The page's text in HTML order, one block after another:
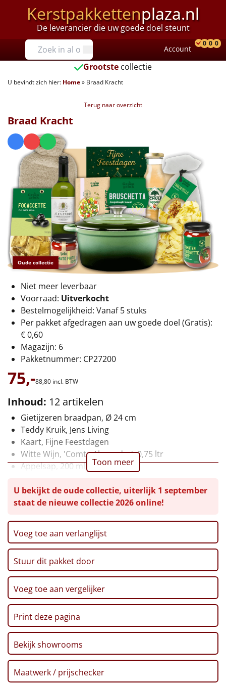
Kerstpakkettenplaza.nl
De leverancier die uw goede doel steunt
Prijzen
Tot €25
€25 tot €35
€40 tot €45
€45 tot €50
€50 tot €55
€55 tot €75
€75 tot €100
€100 en hoger
Alle kerstpakketten 2026
Thema
Origineel
Rituals
Luxe
Mannen
Vrouwen
Duurzaam
Leuke
Goedkope
Uniek
Alle thema's
Artikel
Hitster NIEUW
Pizzarette
Tas
Wake up light
NIEUW
Account
0 0 0
Grootste collectie
U bevindt zich hier: Home» Braad Kracht
Terug naar overzicht
Oude collectie
Braad Kracht
Niet meer leverbaar
Voorraad: Uitverkocht
Bestelmogelijkheid: Vanaf 5 stuks
Per pakket afgedragen aan uw goede doel (Gratis):
€ 0,60
Magazijn: 6
Pakketnummer: CP27200
75,-88,80 incl. BTW
Inhoud: 12 artikelen
Gietijzeren braadpan, Ø 24 cm
Teddy Kruik, Jens Living
Kaart, Fijne Feestdagen
Witte Wijn, 'Comte Alexandre', 0,75 ltr
Appelsap, 200 ml
Tomaat-Courgettesoep, 400 ml
Saladekit, 50 gr + 30 gr
Pastasaus, 300 gr
Verpakt in een feestelijke kerstdoos
Toon meer
U bekijkt de oude collectie, uiterlijk 1 september
staat de nieuwe collectie 2026 online!
Voeg toe aan verlanglijst
Stuur dit pakket door
Voeg toe aan vergelijker
Print deze pagina
Bekijk showrooms
Maatwerk / prijschecker